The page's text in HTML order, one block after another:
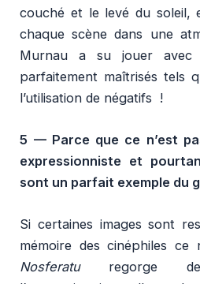
couché et le levé du
chaque scène dans une
Murnau a su jouer avec
parfaitement maîtrisés tels
l’utilisation de négatifs !
5 — Parce que ce n’est
expressionniste et
sont un parfait exemple du
Si certaines images sont
mémoire des cinéphiles
Nosferaturegorge de